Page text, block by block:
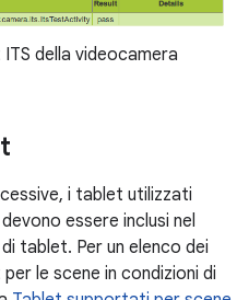
della videocamera
i tablet utilizzati
essere inclusi nel
tablet. Per un elenco dei
le scene in condizioni di